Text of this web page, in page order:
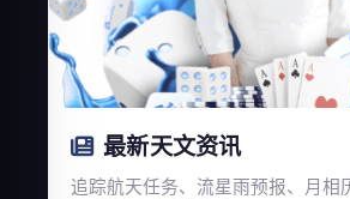
最新天文资讯
追踪航天任务、流星雨预报、月相